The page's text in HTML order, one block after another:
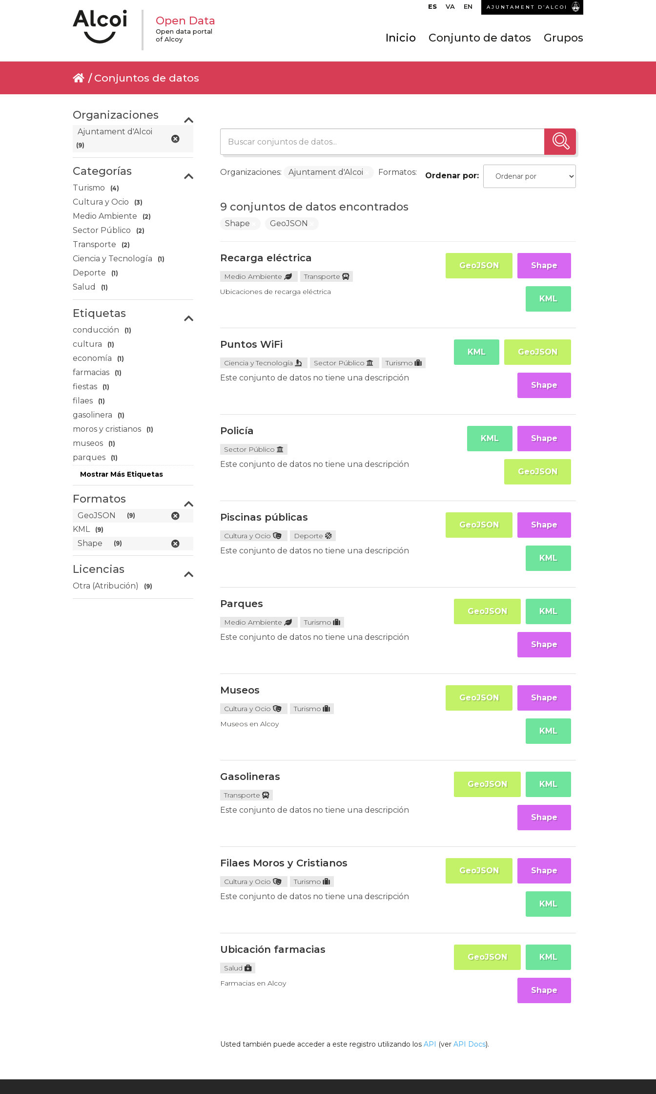
ES VA EN AJUNTAMENT D’ALCOI
Open Data
Open data portal
of Alcoy
Inicio Conjunto de datos Grupos
Conjuntos de datos
Organizaciones
Ajuntament d'Alcoi
(9)
Categorías
Turismo (4)
Cultura y Ocio (3)
Medio Ambiente (2)
Sector Público (2)
Transporte (2)
Ciencia y Tecnología (1)
Deporte (1)
Salud (1)
Etiquetas
conducción (1)
cultura (1)
economía (1)
farmacias (1)
fiestas (1)
filaes (1)
gasolinera (1)
moros y cristianos (1)
museos (1)
parques (1)
Mostrar Más Etiquetas
Formatos
GeoJSON (9)
KML (9)
Shape (9)
Licencias
Otra (Atribución) (9)
Ordenar por
9 conjuntos de datos encontrados
Organizaciones: Ajuntament d'Alcoi Formatos:
Shape GeoJSON
Recarga eléctrica
Medio Ambiente
Transporte
Ubicaciones de recarga eléctrica
Shape
GeoJSON
KML
Puntos WiFi
Ciencia y Tecnología Sector Público Turismo
Este conjunto de datos no tiene una descripción
GeoJSON
KML
Shape
Policía
Sector Público
Este conjunto de datos no tiene una descripción
Shape
KML
GeoJSON
Piscinas públicas
Cultura y Ocio Deporte
Este conjunto de datos no tiene una descripción
Shape
GeoJSON
KML
Parques
Medio Ambiente Turismo
Este conjunto de datos no tiene una descripción
KML
GeoJSON
Shape
Museos
Cultura y Ocio
Turismo
Museos en Alcoy
Shape
GeoJSON
KML
Gasolineras
Transporte
Este conjunto de datos no tiene una descripción
KML
GeoJSON
Shape
Filaes Moros y Cristianos
Cultura y Ocio Turismo
Este conjunto de datos no tiene una descripción
Shape
GeoJSON
KML
Ubicación farmacias
Salud
Farmacias en Alcoy
KML
GeoJSON
Shape
Usted también puede acceder a este registro utilizando los API (ver API Docs).